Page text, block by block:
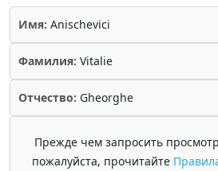
Имя: Anischevici
Фамилия: Vitalie
Отчество: Gheorghe
Прежде чем запросить
пожалуйста, прочитайте